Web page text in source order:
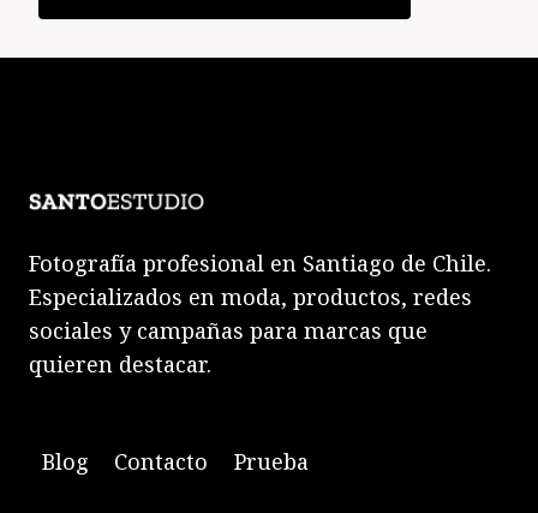
Fotografía profesional en Santiago de Chile.
Especializados en moda, productos, redes
sociales y campañas para marcas que
quieren destacar.
Blog Contacto Prueba